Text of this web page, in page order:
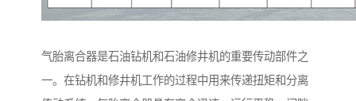
气胎离合器是石油钻机和石油修井机的重要传动部件之
一。在钻机和修井机工作的过程中用来传递扭矩和分离